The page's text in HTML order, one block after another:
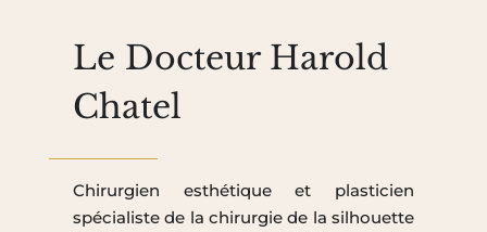
Le Docteur Harold
Chatel
Chirurgien esthétique et plasticien
spécialiste de la chirurgie de la silhouette